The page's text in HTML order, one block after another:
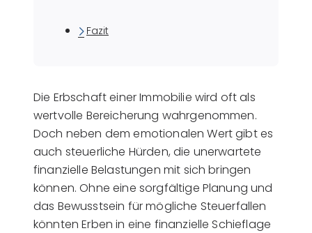
Die Erbschaft einer Immobilie wird oft als
wertvolle Bereicherung wahrgenommen.
Doch neben dem emotionalen Wert gibt es
auch steuerliche Hürden, die unerwartete
finanzielle Belastungen mit sich bringen
können. Ohne eine sorgfältige Planung und
das Bewusstsein für mögliche Steuerfallen
könnten Erben in eine finanzielle Schieflage
Fazit